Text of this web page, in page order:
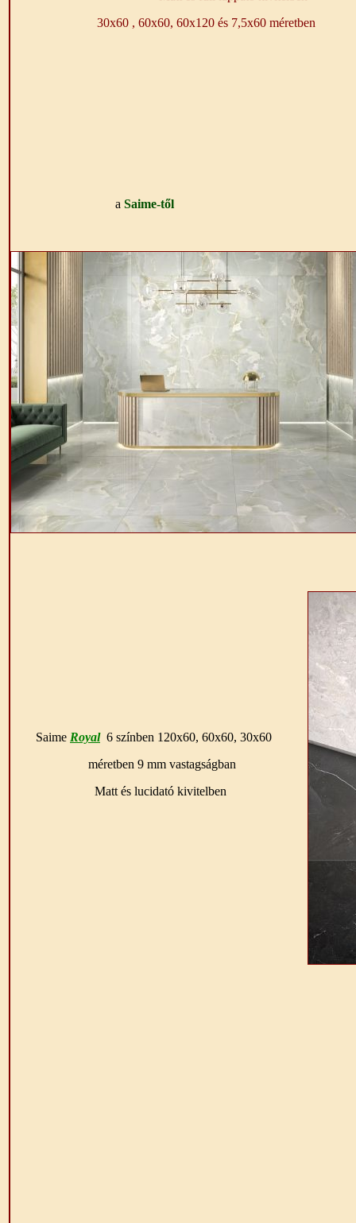
30x60 , 60x60, 60x120 és 7,5x60 méretben
a Saime-től
Saime Royal 6 színben 120x60, 60x60, 30x60
méretben 9 mm vastagságban
Matt és lucidató kivitelben